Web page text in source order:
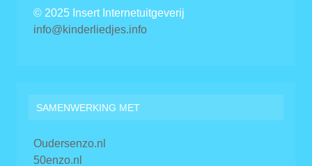
© 2025 Insert Internetuitgeverij
info@kinderliedjes.info
SAMENWERKING MET
Oudersenzo.nl
50enzo.nl